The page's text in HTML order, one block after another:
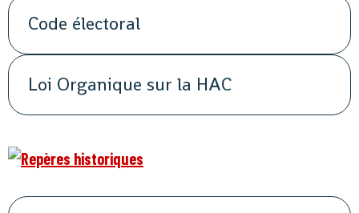
Code électoral
Loi Organique sur la HAC